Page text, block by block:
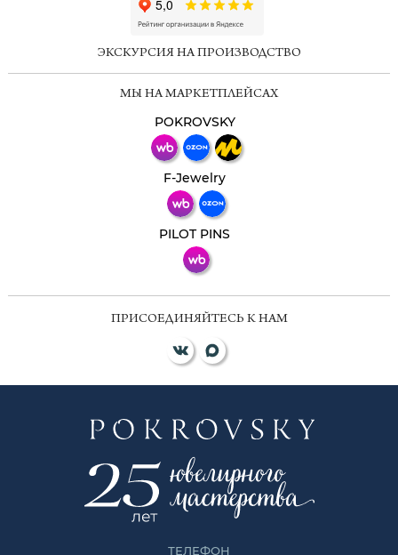
ЭКСКУРСИЯ НА ПРОИЗВОДСТВО
МЫ НА МАРКЕТПЛЕЙСАХ
POKROVSKY
F-Jewelry
PILOT PINS
ПРИСОЕДИНЯЙТЕСЬ К НАМ
ТЕЛЕФОН